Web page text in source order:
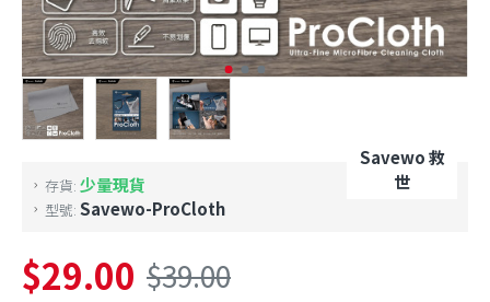
存貨: 少量現貨
型號: Savewo-ProCloth
Savewo 救
世
$29.00 $39.00